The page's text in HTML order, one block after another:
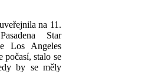
na 11.
Star
Los Angeles
počasí, stalo se
by se měly